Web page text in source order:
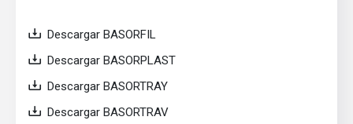
Descargar BASORFIL
Descargar BASORPLAST
Descargar BASORTRAY
Descargar BASORTRAV